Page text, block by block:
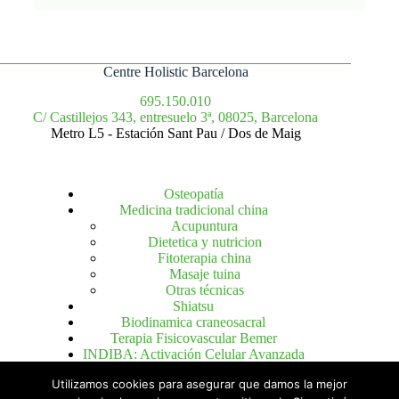
Centre Holistic Barcelona
695.150.010
C/ Castillejos 343, entresuelo 3ª, 08025, Barcelona
Metro L5 - Estación Sant Pau / Dos de Maig
Osteopatía
Medicina tradicional china
Acupuntura
Dietetica y nutricion
Fitoterapia china
Masaje tuina
Otras técnicas
Shiatsu
Biodinamica craneosacral
Terapia Fisicovascular Bemer
INDIBA: Activación Celular Avanzada
Utilizamos cookies para asegurar que damos la mejor